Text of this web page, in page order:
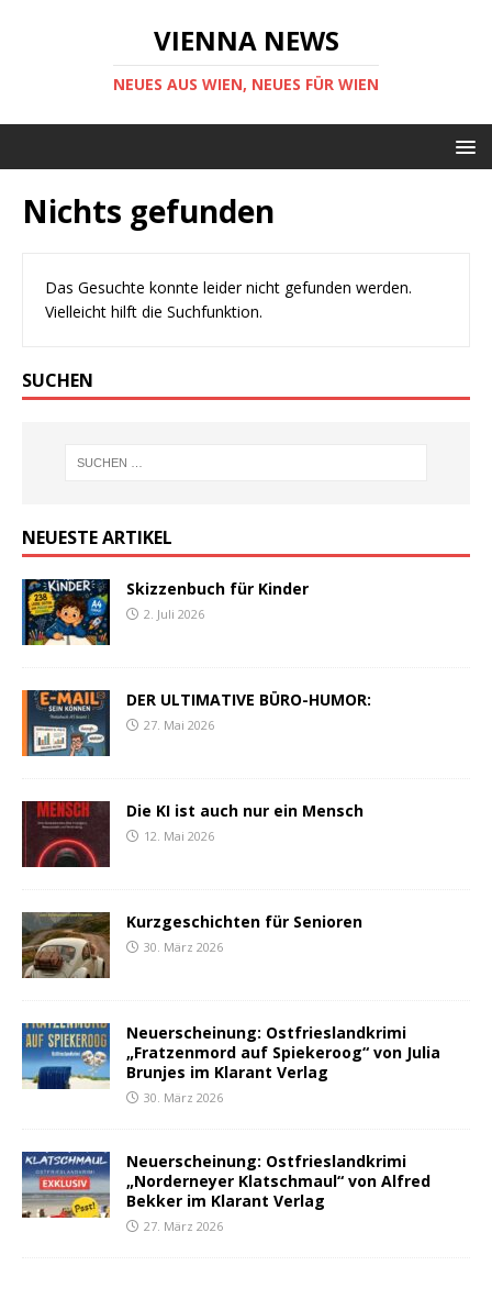
VIENNA NEWS
NEUES AUS WIEN, NEUES FÜR WIEN
Nichts gefunden
Das Gesuchte konnte leider nicht gefunden werden.
Vielleicht hilft die Suchfunktion.
SUCHEN
NEUESTE ARTIKEL
Skizzenbuch für Kinder
2. Juli 2026
DER ULTIMATIVE BÜRO-HUMOR:
27. Mai 2026
Die KI ist auch nur ein Mensch
12. Mai 2026
Kurzgeschichten für Senioren
30. März 2026
Neuerscheinung: Ostfrieslandkrimi
„Fratzenmord auf Spiekeroog“ von Julia
Brunjes im Klarant Verlag
30. März 2026
Neuerscheinung: Ostfrieslandkrimi
„Norderneyer Klatschmaul“ von Alfred
Bekker im Klarant Verlag
27. März 2026